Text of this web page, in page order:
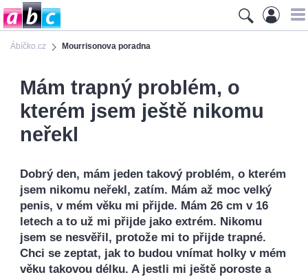
Ábíčko.cz Mourrisonova poradna
Mám trapný problém, o
kterém jsem ještě nikomu
neřekl
Dobrý den, mám jeden takový problém, o kterém
jsem nikomu neřekl, zatím. Mám až moc velký
penis, v mém věku mi přijde. Mám 26 cm v 16
letech a to už mi přijde jako extrém. Nikomu
jsem se nesvěřil, protože mi to přijde trapné.
Chci se zeptat, jak to budou vnímat holky v mém
věku takovou délku. A jestli mi ještě poroste a